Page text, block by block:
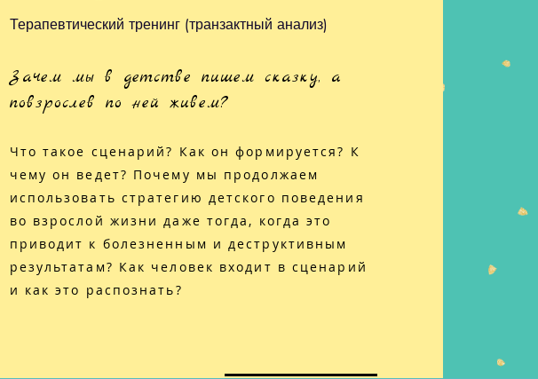
Терапевтический тренинг (транзактный анализ)
Зачем мы в детстве пишем сказку, а
повзрослев по ней живем?
Что такое сценарий? Как он формируется? К
чему он ведет? Почему мы продолжаем
использовать стратегию детского поведения
во взрослой жизни даже тогда, когда это
приводит к болезненным и деструктивным
результатам? Как человек входит в сценарий
и как это распознать?